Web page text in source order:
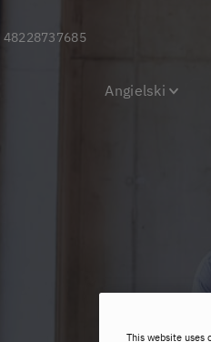
48228737685
Angielski
This website uses